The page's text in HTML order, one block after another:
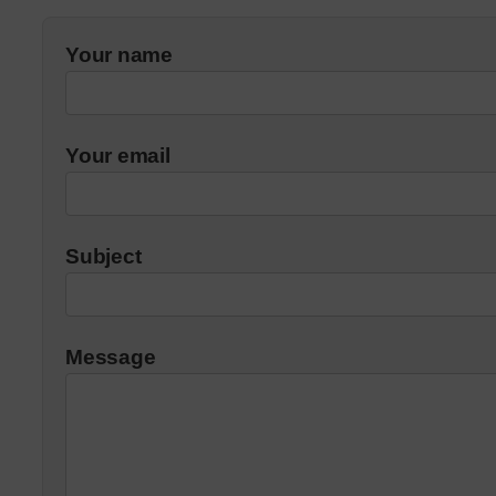
Your name
Your email
Subject
Message